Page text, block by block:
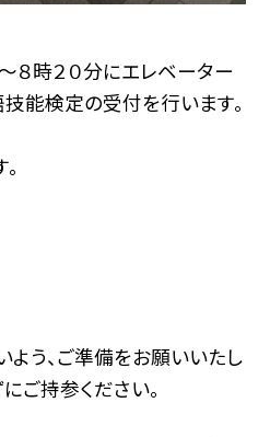
〜８時２０分にエレベーター
能検定の受付を行います。
よう、ご準備をお願いいたし
ご持参ください。